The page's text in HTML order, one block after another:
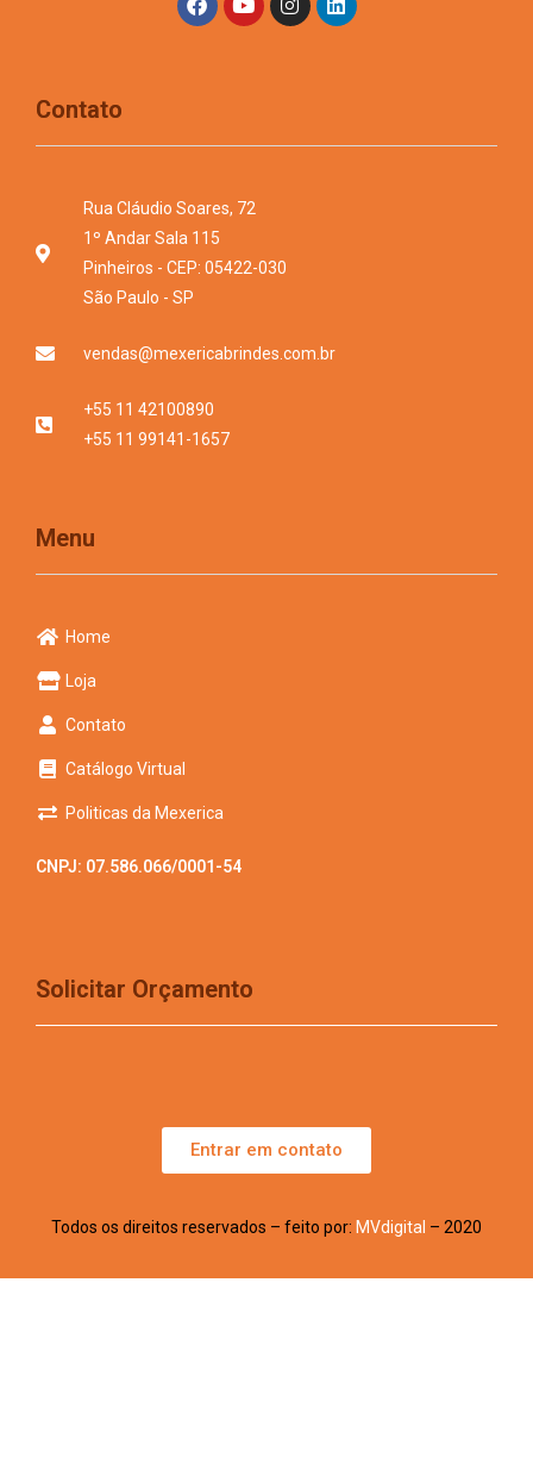
Contato
Rua Cláudio Soares, 72
1º Andar Sala 115
Pinheiros - CEP: 05422-030
São Paulo - SP
vendas@mexericabrindes.com.br
+55 11 42100890
+55 11 99141-1657
Menu
Home
Loja
Contato
Catálogo Virtual
Politicas da Mexerica
CNPJ: 07.586.066/0001-54
Solicitar Orçamento
Entrar em contato
Todos os direitos reservados – feito por: MVdigital – 2020